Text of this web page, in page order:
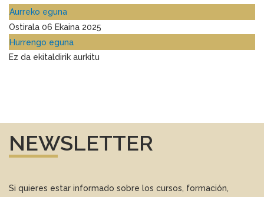
Aurreko eguna
Ostirala 06 Ekaina 2025
Hurrengo eguna
Ez da ekitaldirik aurkitu
NEWSLETTER
Si quieres estar informado sobre los cursos, formación,